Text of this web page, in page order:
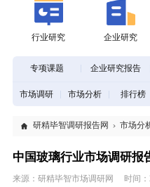
行业研究 企业研究
专项课题 企业研究报告
市场调研 市场分析 排行榜
研精毕智调研报告网 市场分
中国玻璃行业市场调研报
来源：研精毕智市场调研网 时间